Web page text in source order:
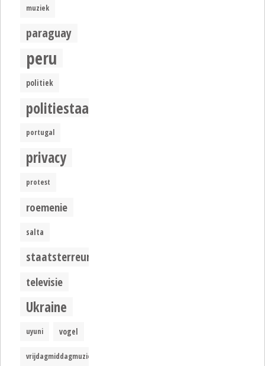
muziek
paraguay
peru
politiek
politiestaat
portugal
privacy
protest
roemenie
salta
staatsterreur
televisie
Ukraine
uyuni vogel
vrijdagmiddagmuziek